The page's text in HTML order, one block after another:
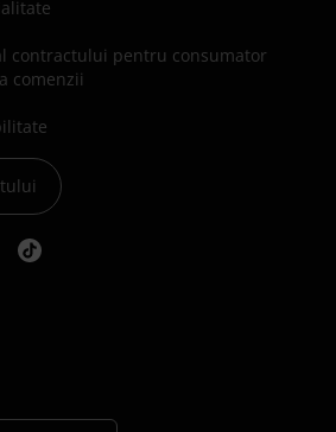
contractului pentru consumator
comenzii